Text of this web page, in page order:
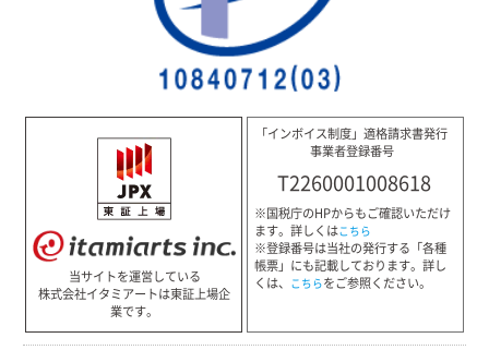
当サイトを運営している
株式会社イタミアートは東証上場企
業です。
「インボイス制度」適格請求書発行
事業者登録番号
T2260001008618
※国税庁のHPからもご確認いただけ
ます。詳しくはこちら
※登録番号は当社の発行する「各種
帳票」にも記載しております。詳し
くは、 こちらをご参照ください。